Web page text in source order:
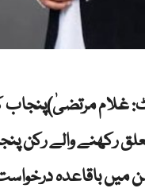
غلام مرتضیٰ)پنجاب
رکھنے والے رکن
باقاعدہ